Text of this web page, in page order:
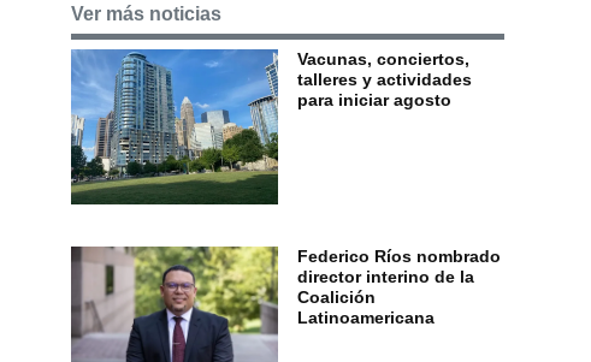
Ver más noticias
Vacunas, conciertos,
talleres y actividades
para iniciar agosto
Federico Ríos nombrado
director interino de la
Coalición
Latinoamericana